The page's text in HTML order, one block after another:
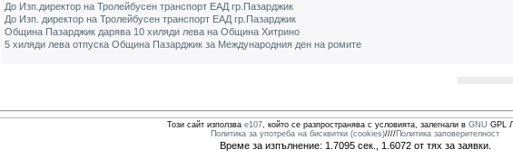
До Изп.директор на Тролейбусен транспорт ЕАД гр.Пазарджик
До Изп. директор на Тролейбусен транспорт ЕАД гр.Пазарджик
Община Пазарджик дарява 10 хиляди лева на Община Хитрино
5 хиляди лева отпуска Община Пазарджик за Международния ден на ромите
Този сайт използва e107, който се разпространява с условията, залегнали в GNU GPL
Политика за употреба на бисквитки (cookies)////Политика заповерителност
Време за изпълнение: 1.7095 сек., 1.6072 от тях за заявки.